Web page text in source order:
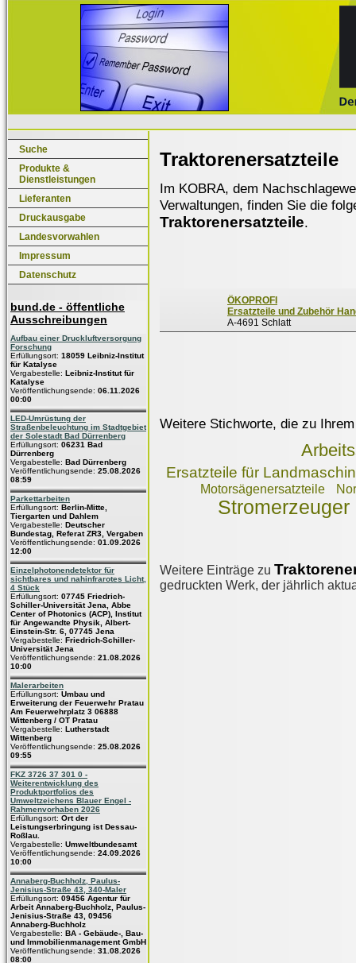
Suche
Produkte &
Dienstleistungen
Lieferanten
Druckausgabe
Landesvorwahlen
Impressum
Datenschutz
bund.de - öffentliche
Ausschreibungen
Aufbau einer Druckluftversorgung
Forschung
Erfüllungsort: 18059 Leibniz-Institut
für Katalyse
Vergabestelle: Leibniz-Institut für
Katalyse
Veröffentlichungsende: 06.11.2026
00:00
LED-Umrüstung der
Straßenbeleuchtung im Stadtgebiet
der Solestadt Bad Dürrenberg
Erfüllungsort: 06231 Bad
Dürrenberg
Vergabestelle: Bad Dürrenberg
Veröffentlichungsende: 25.08.2026
08:59
Parkettarbeiten
Erfüllungsort: Berlin-Mitte,
Tiergarten und Dahlem
Vergabestelle: Deutscher
Bundestag, Referat ZR3, Vergaben
Veröffentlichungsende: 01.09.2026
12:00
Einzelphotonendetektor für
sichtbares und nahinfrarotes Licht,
4 Stück
Erfüllungsort: 07745 Friedrich-
Schiller-Universität Jena, Abbe
Center of Photonics (ACP), Institut
für Angewandte Physik, Albert-
Einstein-Str. 6, 07745 Jena
Vergabestelle: Friedrich-Schiller-
Universität Jena
Veröffentlichungsende: 21.08.2026
10:00
Malerarbeiten
Erfüllungsort: Umbau und
Erweiterung der Feuerwehr Pratau
Am Feuerwehrplatz 3 06888
Wittenberg / OT Pratau
Vergabestelle: Lutherstadt
Wittenberg
Veröffentlichungsende: 25.08.2026
09:55
FKZ 3726 37 301 0 -
Weiterentwicklung des
Produktportfolios des
Umweltzeichens Blauer Engel -
Rahmenvorhaben 2026
Erfüllungsort: Ort der
Leistungserbringung ist Dessau-
Roßlau.
Vergabestelle: Umweltbundesamt
Veröffentlichungsende: 24.09.2026
10:00
Annaberg-Buchholz, Paulus-
Jenisius-Straße 43, 340-Maler
Erfüllungsort: 09456 Agentur für
Arbeit Annaberg-Buchholz, Paulus-
Jenisius-Straße 43, 09456
Annaberg-Buchholz
Vergabestelle: BA - Gebäude-, Bau-
und Immobilienmanagement GmbH
Veröffentlichungsende: 31.08.2026
08:00
Traktorenersatzteile
Im KOBRA, dem
Verwaltungen, finden Sie die
Traktorenersatzteile.
ÖKOPROFI
Ersatzteile und Zubehör
A-4691 Schlatt
Weitere Stichworte, die zu
Ersatzteile für
Motorsägenersatzteile
Stromerzeuger
Weitere Einträge zu
gedruckten Werk, der jährlich